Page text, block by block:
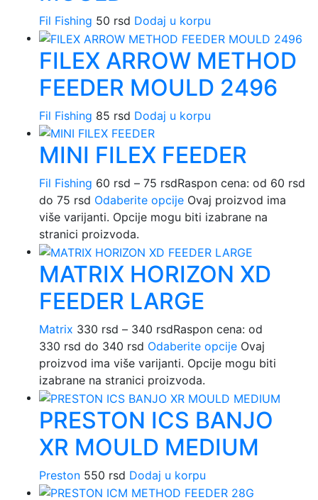
Fil Fishing 50 rsd Dodaj u korpu
FILEX ARROW METHOD
FEEDER MOULD 2496
Fil Fishing 85 rsd Dodaj u korpu
MINI FILEX FEEDER
Fil Fishing 60 rsd – 75 rsdRaspon cena: od 60 rsd
do 75 rsd Odaberite opcije Ovaj proizvod ima
više varijanti. Opcije mogu biti izabrane na
stranici proizvoda.
MATRIX HORIZON XD
FEEDER LARGE
Matrix 330 rsd – 340 rsdRaspon cena: od
330 rsd do 340 rsd Odaberite opcije Ovaj
proizvod ima više varijanti. Opcije mogu biti
izabrane na stranici proizvoda.
PRESTON ICS BANJO
XR MOULD MEDIUM
Preston 550 rsd Dodaj u korpu